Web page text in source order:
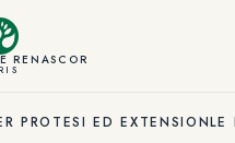
RENASCOR
PROTESI ED EXTENSIONLE